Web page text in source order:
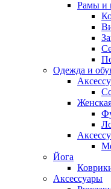
Рамы и
Одежда и
Йога
Аксессуары